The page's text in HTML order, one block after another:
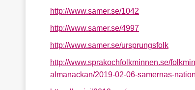
http://www.samer.se/1042
http://www.samer.se/4997
http://www.samer.se/ursprungsfolk
http://www.sprakochfolkminnen.se/
almanackan/2019-02-06-samernas-